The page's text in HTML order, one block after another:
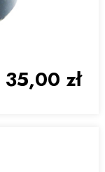
35,00 zł